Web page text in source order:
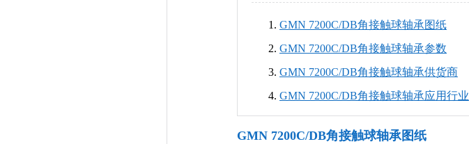
GMN 7200C/DB角接触球轴承图纸
GMN 7200C/DB角接触球轴承参数
GMN 7200C/DB角接触球轴承供货商
GMN 7200C/DB角接触球轴承应用行业
GMN 7200C/DB角接触球轴承图纸